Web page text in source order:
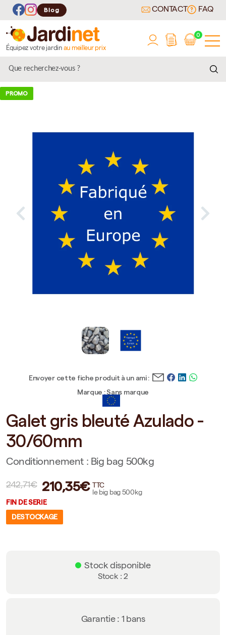
Blog CONTACT FAQ
Équipez votre jardin au meilleur prix
0
PROMO
Marque : Sans marque
Envoyer cette fiche produit à un ami :
Galet gris bleuté Azulado -
30/60mm
Conditionnement : Big bag 500kg
242,71€ 210,35€ TTC
le big bag 500kg
FIN DE SERIE
DESTOCKAGE
Stock disponible
Stock : 2
Garantie : 1 bans